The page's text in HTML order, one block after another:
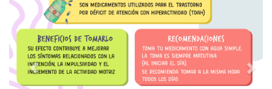
Pregúntale al psiquiatra
Crianza positiva
Salud mental y
transplante